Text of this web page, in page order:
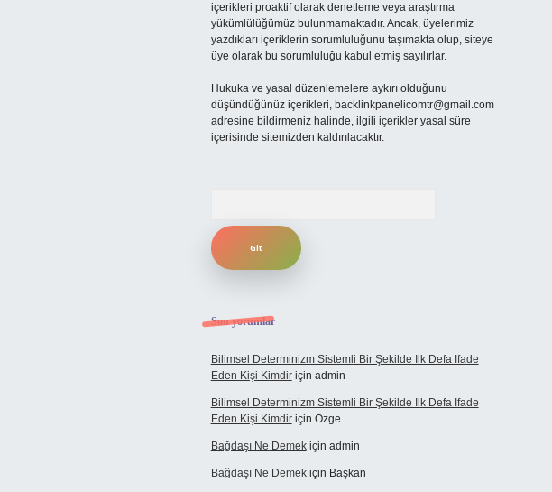
içerikleri proaktif olarak denetleme veya araştırma
yükümlülüğümüz bulunmamaktadır. Ancak, üyelerimiz
yazdıkları içeriklerin sorumluluğunu taşımakta olup, siteye
üye olarak bu sorumluluğu kabul etmiş sayılırlar.
Hukuka ve yasal düzenlemelere aykırı olduğunu
düşündüğünüz içerikleri, backlinkpanelicomtr@gmail.com
adresine bildirmeniz halinde, ilgili içerikler yasal süre
içerisinde sitemizden kaldırılacaktır.
Son yorumlar
Bilimsel Determinizm Sistemli Bir Şekilde Ilk Defa Ifade
Eden Kişi Kimdiriçin admin
Bilimsel Determinizm Sistemli Bir Şekilde Ilk Defa Ifade
Eden Kişi Kimdiriçin Özge
Bağdaşı Ne Demekiçin admin
Bağdaşı Ne Demekiçin Başkan